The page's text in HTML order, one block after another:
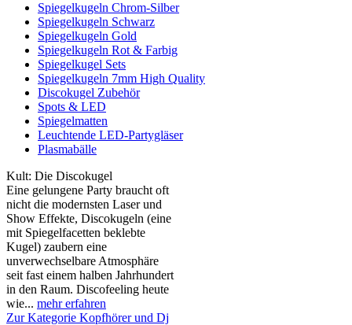
Spiegelkugeln Chrom-Silber
Spiegelkugeln Schwarz
Spiegelkugeln Gold
Spiegelkugeln Rot & Farbig
Spiegelkugel Sets
Spiegelkugeln 7mm High Quality
Discokugel Zubehör
Spots & LED
Spiegelmatten
Leuchtende LED-Partygläser
Plasmabälle
Kult: Die Discokugel
Eine gelungene Party braucht oft
nicht die modernsten Laser und
Show Effekte, Discokugeln (eine
mit Spiegelfacetten beklebte
Kugel) zaubern eine
unverwechselbare Atmosphäre
seit fast einem halben Jahrhundert
in den Raum. Discofeeling heute
wie... mehr erfahren
Zur Kategorie Kopfhörer und Dj